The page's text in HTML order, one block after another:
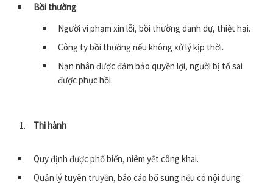
Bồi thường:
Người vi phạm xin lỗi, bồi thường danh dự, thiệt hại.
Công ty bồi thường nếu không xử lý kịp thời.
Nạn nhân được đảm bảo quyền lợi, người bị tố sai
được phục hồi.
Thi hành
Quy định được phổ biến, niêm yết công khai.
Quản lý tuyên truyền, báo cáo bổ sung nếu có nội dung